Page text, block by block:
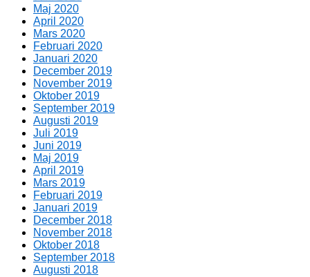
Maj 2020
April 2020
Mars 2020
Februari 2020
Januari 2020
December 2019
November 2019
Oktober 2019
September 2019
Augusti 2019
Juli 2019
Juni 2019
Maj 2019
April 2019
Mars 2019
Februari 2019
Januari 2019
December 2018
November 2018
Oktober 2018
September 2018
Augusti 2018